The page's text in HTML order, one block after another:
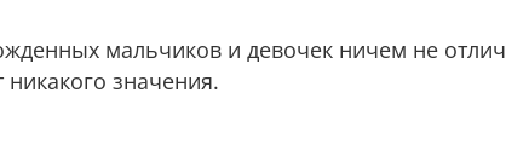
мальчиков и девочек ничем не
значения.